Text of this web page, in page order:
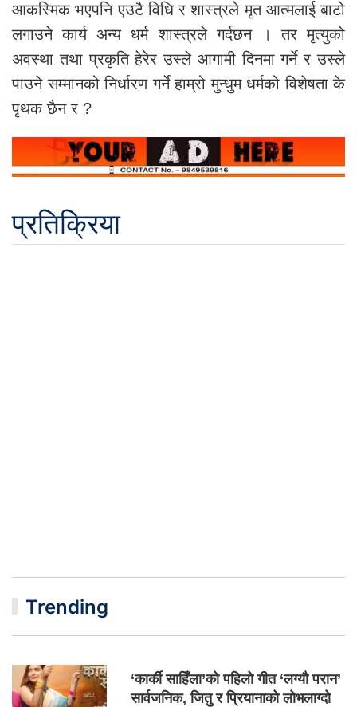
आकस्मिक भएपनि एउटै विधि र शास्त्रले मृत आत्मलाई बाटो
लगाउने कार्य अन्य धर्म शास्त्रले गर्दछन । तर मृत्युको
अवस्था तथा प्रकृति हेरेर उस्ले आगामी दिनमा गर्ने र उस्ले
पाउने सम्मानको निर्धारण गर्ने हाम्रो मुन्धुम धर्मको विशेषता के
पृथक छैन र ?
प्रतिक्रिया
Trending
‘कार्की साहिँला’को पहिलो गीत ‘लग्यौ परान’
सार्वजनिक, जितु र प्रियानाको लोभलाग्दो